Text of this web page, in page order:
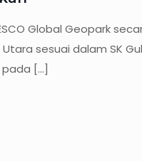
Global Geopark
sesuai dalam SK
[…]